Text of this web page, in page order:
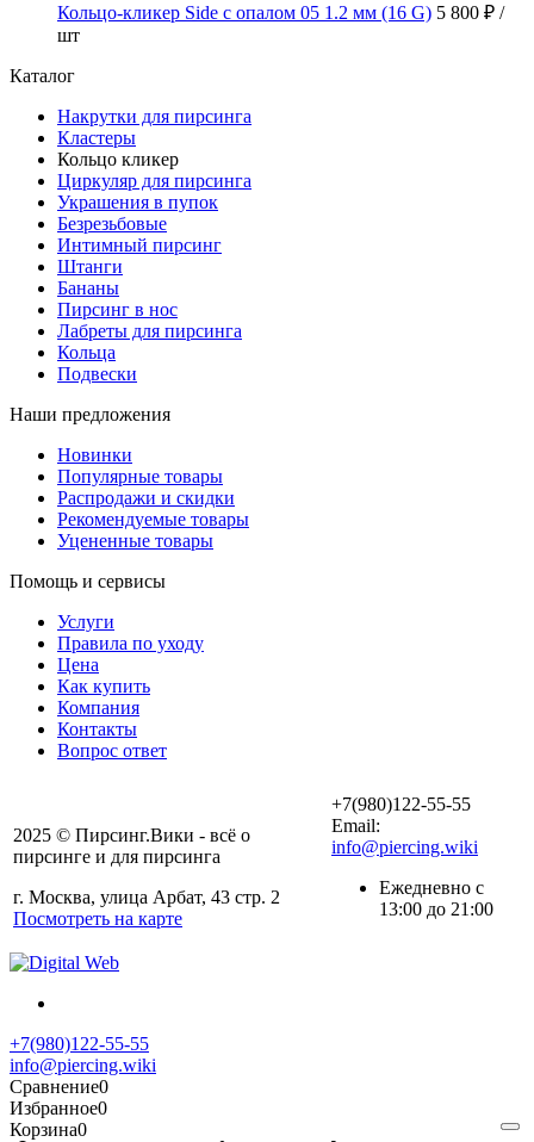
Кольцо-кликер Side с опалом 05 1.2 мм (16 G) 5 800 ₽ /
шт
Каталог
Накрутки для пирсинга
Кластеры
Кольцо кликер
Циркуляр для пирсинга
Украшения в пупок
Безрезьбовые
Интимный пирсинг
Штанги
Бананы
Пирсинг в нос
Лабреты для пирсинга
Кольца
Подвески
Наши предложения
Новинки
Популярные товары
Распродажи и скидки
Рекомендуемые товары
Уцененные товары
Помощь и сервисы
Услуги
Правила по уходу
Цена
Как купить
Компания
Контакты
Вопрос ответ
2025 © Пирсинг.Вики - всё о
пирсинге и для пирсинга
г. Москва, улица Арбат, 43 стр. 2
Посмотреть на карте
+7(980)122-55-55
Email:
info@piercing.wiki
Ежедневно с
13:00 до 21:00
+7(980)122-55-55
info@piercing.wiki
Сравнение0
Избранное0
Корзина0